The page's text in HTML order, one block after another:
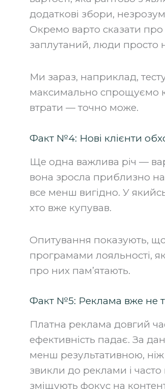
додаткові збори,
Окремо варто сказати
заплутаний, люди просто
Ми зараз, наприклад,
максимально спрощуємо
втрати — точно може.
Факт №4: Нові клієнти
Ще одна важлива річ —
вона зросла приблизно на
все менш вигідно. У
хто вже купував.
Опитування показують, що
програмами лояльності,
про них пам’ятають.
Факт №5: Реклама вже не
Платна реклама довгий
ефективність падає. За
менш результативною,
звикли до реклами і
зміщують фокус на